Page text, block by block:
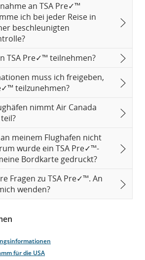
an TSA Pre✓™
ich bei jeder Reise in
beschleunigten
TSA Pre✓™ teilnehmen?
muss ich freigeben,
teilzunehmen?
nimmt Air Canada
meinem Flughafen nicht
wurde ein TSA Pre✓™-
Bordkarte gedruckt?
Fragen zu TSA Pre✓™. An
wenden?
für die USA